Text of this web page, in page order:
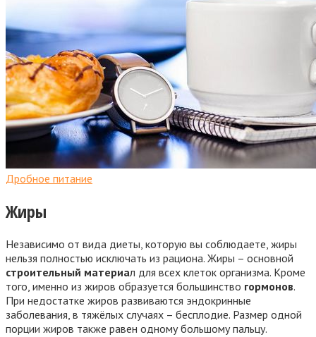
Дробное питание
Жиры
Независимо от вида диеты, которую вы соблюдаете, жиры
нельзя полностью исключать из рациона. Жиры – основной
строительный материал для всех клеток организма. Кроме
того, именно из жиров образуется большинство гормонов.
При недостатке жиров развиваются эндокринные
заболевания, в тяжёлых случаях – бесплодие. Размер одной
порции жиров также равен одному большому пальцу.